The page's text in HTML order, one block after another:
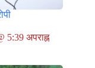
5:39 अपराह्न